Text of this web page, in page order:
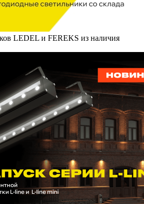
LEDEL и FEREKS из наличия